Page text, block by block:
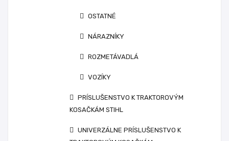
OSTATNÉ
NÁRAZNÍKY
ROZMETÁVADLÁ
VOZÍKY
PRÍSLUŠENSTVO K TRAKTOROVÝM
KOSAČKÁM STIHL
UNIVERZÁLNE PRÍSLUŠENSTVO K